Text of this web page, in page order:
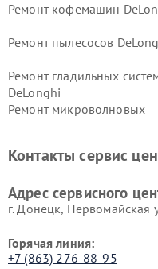
Ремонт кофемашин
Ремонт пылесосов
Ремонт гладильных
DeLonghi
Ремонт микроволновых
DeLonghi
Контакты сервис
Адрес сервисного
г. Донецк, Первомайская
Горячая линия:
+7 (863) 276-88-95